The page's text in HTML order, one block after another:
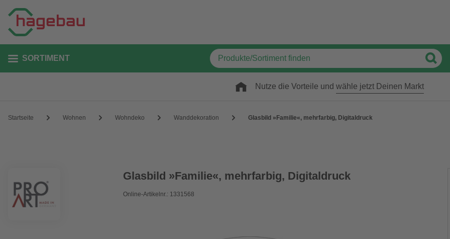
SORTIMENT
Nutze die Vorteile und wähle jetzt Deinen Markt
Startseite Wohnen Wohndeko Wanddekoration Glasbild »Familie«, mehrfarbig, Digitaldruck
Glasbild »Familie«, mehrfarbig, Digitaldruck
Online-Artikelnr.: 1331568